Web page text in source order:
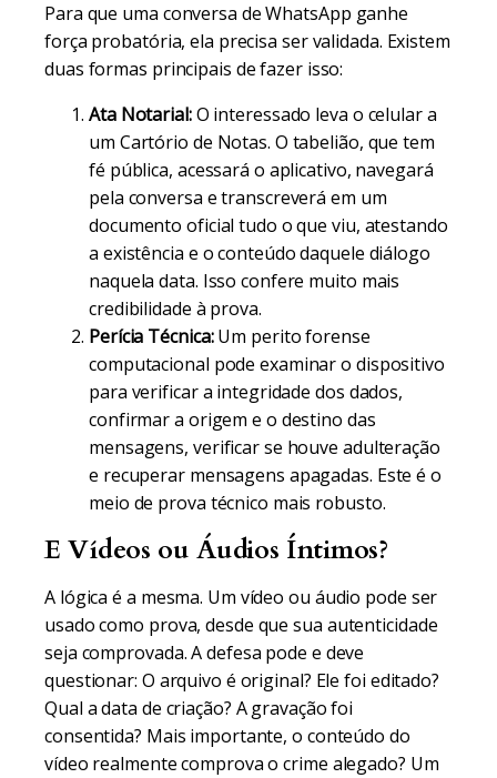
Para que uma conversa de WhatsApp ganhe
força probatória, ela precisa ser validada. Existem
duas formas principais de fazer isso:
Ata Notarial:O interessado leva o celular a
um Cartório de Notas. O tabelião, que tem
fé pública, acessará o aplicativo, navegará
pela conversa e transcreverá em um
documento oficial tudo o que viu, atestando
a existência e o conteúdo daquele diálogo
naquela data. Isso confere muito mais
credibilidade à prova.
Perícia Técnica:Um perito forense
computacional pode examinar o dispositivo
para verificar a integridade dos dados,
confirmar a origem e o destino das
mensagens, verificar se houve adulteração
e recuperar mensagens apagadas. Este é o
meio de prova técnico mais robusto.
E Vídeos ou Áudios Íntimos?
A lógica é a mesma. Um vídeo ou áudio pode ser
usado como prova, desde que sua autenticidade
seja comprovada. A defesa pode e deve
questionar: O arquivo é original? Ele foi editado?
Qual a data de criação? A gravação foi
consentida? Mais importante, o conteúdo do
vídeo realmente comprova o crime alegado? Um